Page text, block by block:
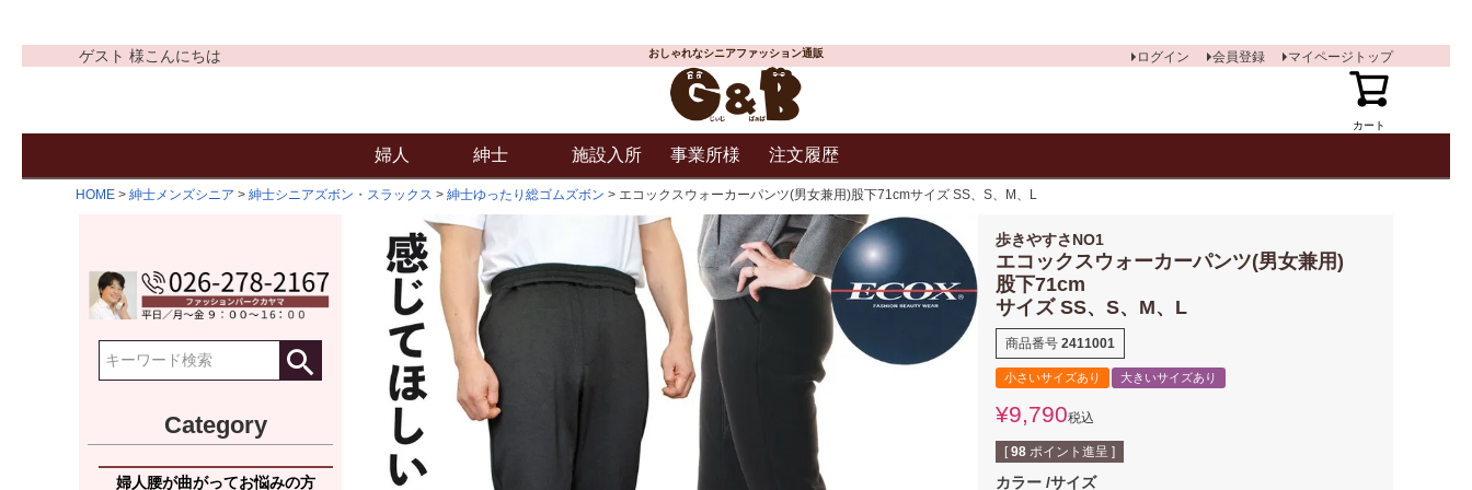
ゲスト 様こんにちは おしゃれなシニアファッション通販
カート
ログイン 会員登録 マイページトップ
婦人 紳士 施設入所 事業所様 注文履歴
HOME 紳士メンズシニア 紳士シニアズボン・スラックス 紳士ゆったり総ゴムズボン エコックスウォーカーパンツ(男女兼用)股下71cmサイズ SS、S、M、L
Category
婦人腰が曲がってお悩みの方
歩きやすさNO1
エコックスウォーカーパンツ(男女兼用)
股下71cm
サイズ SS、S、M、L
商品番号 2411001
小さいサイズあり 大きいサイズあり
¥9,790税込
[ 98 ポイント進呈 ]
カラー サイズ